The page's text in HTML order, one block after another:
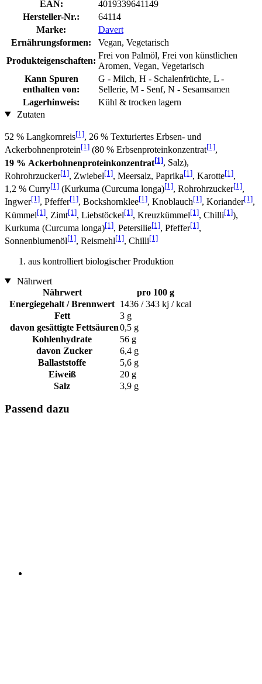
EAN:
4019339641149
Hersteller-Nr.:
64114
Marke:
Davert
Ernährungsformen:
Vegan, Vegetarisch
Produkteigenschaften:
Frei von Palmöl, Frei von künstlichen
Aromen, Vegan, Vegetarisch
Kann Spuren
enthalten von:
G - Milch, H - Schalenfrüchte, L -
Sellerie, M - Senf, N - Sesamsamen
Lagerhinweis:
Kühl & trocken lagern
Zutaten
52 % Langkornreis[1], 26 % Texturiertes Erbsen- und
Ackerbohnenprotein[1] (80 % Erbsenproteinkonzentrat[1],
19 % Ackerbohnenproteinkonzentrat[1], Salz),
Rohrohrzucker[1], Zwiebel[1], Meersalz, Paprika[1], Karotte[1],
1,2 % Curry[1] (Kurkuma (Curcuma longa)[1], Rohrohrzucker[1],
Ingwer[1], Pfeffer[1], Bockshornklee[1], Knoblauch[1], Koriander[1],
Kümmel[1], Zimt[1], Liebstöckel[1], Kreuzkümmel[1], Chilli[1]),
Kurkuma (Curcuma longa)[1], Petersilie[1], Pfeffer[1],
Sonnenblumenöl[1], Reismehl[1], Chilli[1]
aus kontrolliert biologischer Produktion
Nährwert
Nährwert
pro 100 g
Energiegehalt / Brennwert 1436 / 343 kj / kcal
Fett
3 g
davon gesättigte Fettsäuren0,5 g
Kohlenhydrate
56 g
davon Zucker
6,4 g
Ballaststoffe
5,6 g
Eiweiß
20 g
Salz
3,9 g
Passend dazu